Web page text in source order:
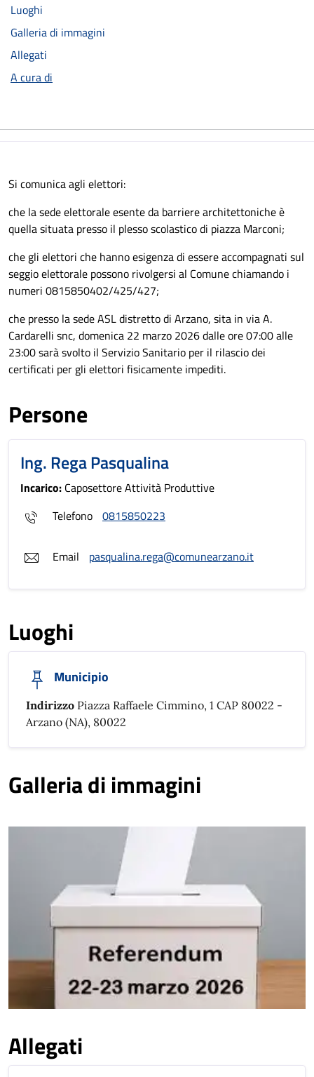
Luoghi
Galleria di immagini
Allegati
A cura di
Si comunica agli elettori:
che la sede elettorale esente da barriere architettoniche è
quella situata presso il plesso scolastico di piazza Marconi;
che gli elettori che hanno esigenza di essere accompagnati sul
seggio elettorale possono rivolgersi al Comune chiamando i
numeri 0815850402/425/427;
che presso la sede ASL distretto di Arzano, sita in via A.
Cardarelli snc, domenica 22 marzo 2026 dalle ore 07:00 alle
23:00 sarà svolto il Servizio Sanitario per il rilascio dei
certificati per gli elettori fisicamente impediti.
Persone
Ing. Rega Pasqualina
Incarico: Caposettore Attività Produttive
Telefono 0815850223
Email pasqualina.rega@comunearzano.it
Luoghi
Municipio
Indirizzo Piazza Raffaele Cimmino, 1 CAP 80022 -
Arzano (NA), 80022
Galleria di immagini
Allegati